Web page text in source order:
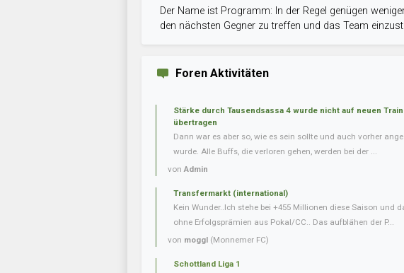
Der Name ist Programm: In der Regel genügen
den nächsten Gegner zu treffen und das Team
Foren Aktivitäten
Stärke durch Tausendsassa 4 wurde nicht auf neuen
übertragen
Dann war es aber so, wie es sein sollte und auch vorher
wurde. Alle Buffs, die verloren gehen, werden bei der ...
vonAdmin
Transfermarkt (international)
Kein Wunder..Ich stehe bei +455 Millionen diese Saison und
ohne Erfolgsprämien aus Pokal/CC.. Das aufblähen der P...
von moggl (Monnemer FC)
Schottland Liga 1